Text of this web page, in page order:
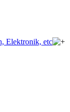
Elektronik, etc